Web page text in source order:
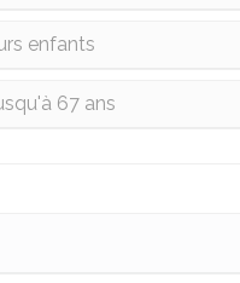
enfants
67 ans